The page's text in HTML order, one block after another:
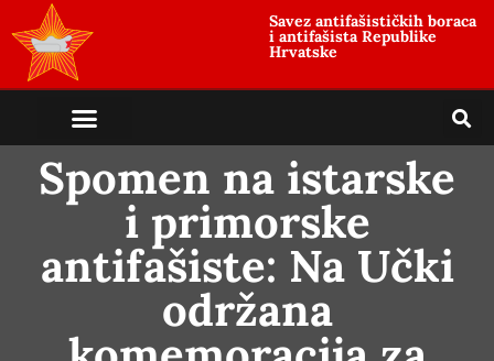
Savez antifašističkih boraca
i antifašista Republike
Hrvatske
Spomen na istarske
i primorske
antifašiste: Na Učki
održana